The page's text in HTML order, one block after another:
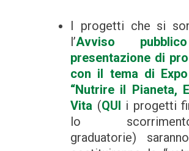
I progetti che si
l’Avviso
presentazione di
con il tema di
“Nutrire il Pianeta,
Vita (QUI i progetti
lo
graduatorie)